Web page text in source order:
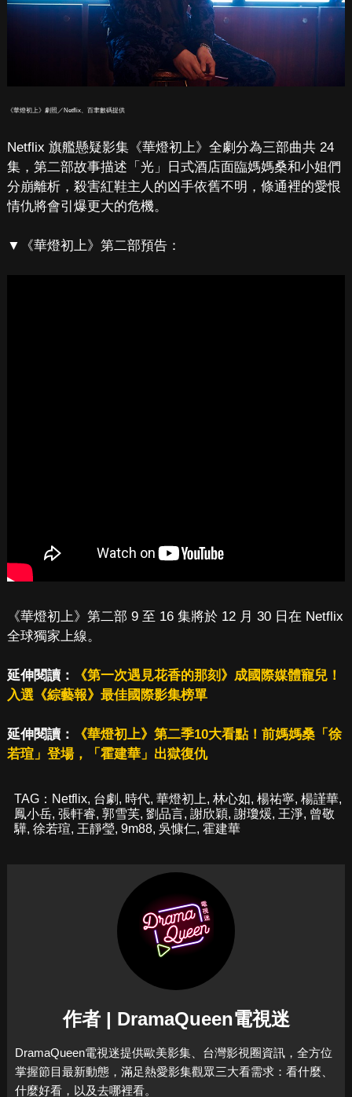
《華燈初上》劇照／Netflix、百聿數碼提供
Netflix 旗艦懸疑影集《華燈初上》全劇分為三部曲共 24
集，第二部故事描述「光」日式酒店面臨媽媽桑和小姐們
分崩離析，殺害紅鞋主人的凶手依舊不明，條通裡的愛恨
情仇將會引爆更大的危機。
▼《華燈初上》第二部預告：
《華燈初上》第二部 9 至 16 集將於 12 月 30 日在 Netflix
全球獨家上線。
延伸閱讀：
《第一次遇見花香的那刻》成國際媒體寵兒！
入選《綜藝報》最佳國際影集榜單
延伸閱讀：
《華燈初上》第二季10大看點！前媽媽桑「徐
若瑄」登場，「霍建華」出獄復仇
TAG： Netflix, 台劇 , 時代, 華燈初上, 林心如, 楊祐寧, 楊謹華,
鳳小岳, 張軒睿, 郭雪芙, 劉品言, 謝欣穎, 謝瓊煖, 王淨, 曾敬
驊, 徐若瑄, 王靜瑩, 9m88, 吳慷仁, 霍建華
作者 | DramaQueen電視迷
DramaQueen電視迷提供歐美影集、台灣影視圈資訊，全方位
掌握節目最新動態，滿足熱愛影集觀眾三大看需求：看什麼、
什麼好看，以及去哪裡看。